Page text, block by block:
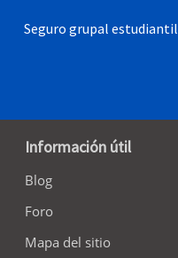
Seguro grupal estudiantil
Información útil
Blog
Foro
Mapa del sitio